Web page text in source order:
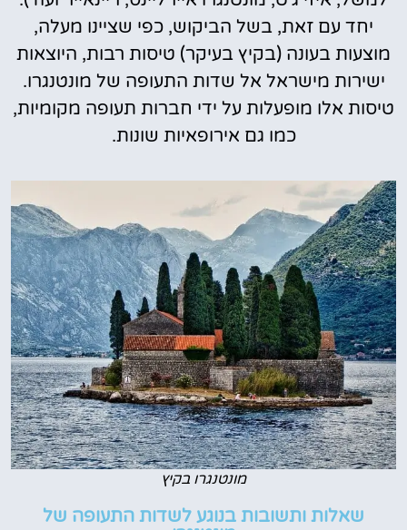
יחד עם זאת, בשל הביקוש, כפי שציינו מעלה,
מוצעות בעונה (בקיץ בעיקר) טיסות רבות, היוצאות
ישירות מישראל אל שדות התעופה של מונטנגרו.
טיסות אלו מופעלות על ידי חברות תעופה מקומיות,
כמו גם אירופאיות שונות.
מונטנגרו בקיץ
שאלות ותשובות בנוגע לשדות התעופה של